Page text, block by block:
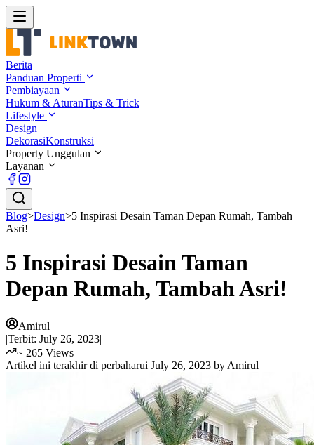
Berita
Panduan Properti
Pembiayaan
Hukum & AturanTips & Trick
Lifestyle
Design
DekorasiKonstruksi
Property Unggulan
Layanan
Blog>Design>5 Inspirasi Desain Taman Depan Rumah, Tambah
Asri!
5 Inspirasi Desain Taman
Depan Rumah, Tambah Asri!
Amirul
|Terbit: July 26, 2023|
~ 265 Views
Artikel ini terakhir di perbaharui July 26, 2023 by Amirul